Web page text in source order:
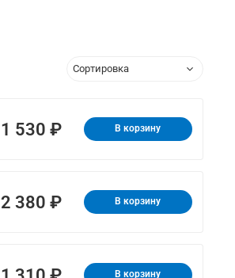
1 530 ₽ В корзину
2 380 ₽ В корзину
В корзину